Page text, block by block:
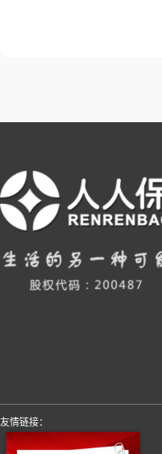
友情链接：